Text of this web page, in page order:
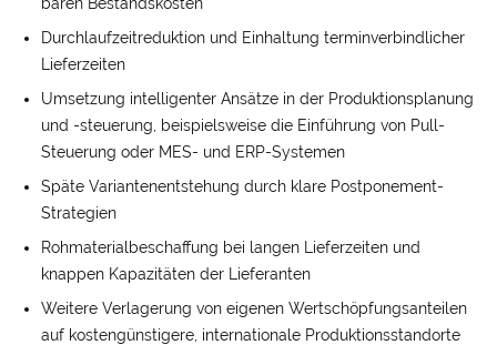
Durchlauf­zeit­reduktion und Ein­haltung termin­verbindlicher
Liefer­zeiten
Umsetzung intelligenter An­sätze in der Produktions­planung
und -steuerung, beispiels­weise die Einführung von Pull-
Steuerung oder MES- und ERP-Systemen
Späte Varianten­entstehung durch klare Postponement­-
Strategien
Rohmaterial­beschaffung bei langen Liefer­zeiten und
knappen Kapazitäten der Lieferanten
Weitere Ver­lagerung von eigenen Wertschöpfungs­anteilen
auf kosten­günstigere, internationale Produktions­standorte